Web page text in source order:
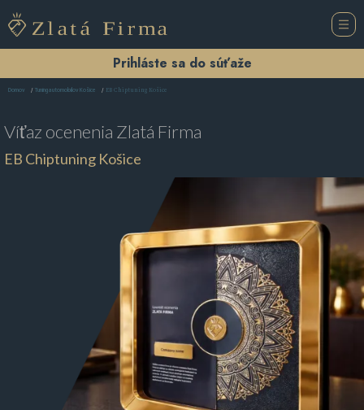
Prihláste sa do súťaže
Domov Tuning automobilov Košice EB Chiptuning Košice
Víťaz ocenenia Zlatá Firma
EB Chiptuning Košice